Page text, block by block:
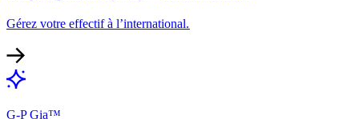
Gérez votre effectif à l’international.​​
G-P Gia™​​